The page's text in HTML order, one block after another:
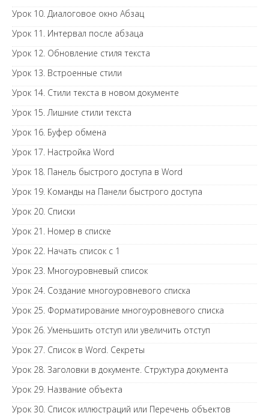
Урок 10. Диалоговое окно Абзац
Урок 11. Интервал после абзаца
Урок 12. Обновление стиля текста
Урок 13. Встроенные стили
Урок 14. Стили текста в новом документе
Урок 15. Лишние стили текста
Урок 16. Буфер обмена
Урок 17. Настройка Word
Урок 18. Панель быстрого доступа в Word
Урок 19. Команды на Панели быстрого доступа
Урок 20. Списки
Урок 21. Номер в списке
Урок 22. Начать список с 1
Урок 23. Многоуровневый список
Урок 24. Создание многоуровневого списка
Урок 25. Форматирование многоуровневого списка
Урок 26. Уменьшить отступ или увеличить отступ
Урок 27. Список в Word. Секреты
Урок 28. Заголовки в документе. Структура документа
Урок 29. Название объекта
Урок 30. Список иллюстраций или Перечень объектов